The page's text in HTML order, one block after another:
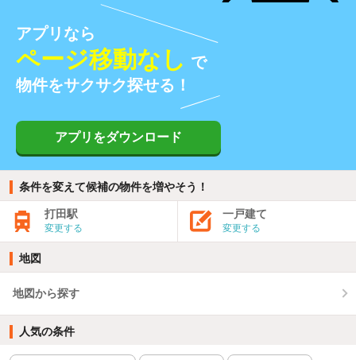
アプリなら
ページ移動なし で
物件をサクサク探せる！
アプリをダウンロード
条件を変えて候補の物件を増やそう！
打田駅
変更する
一戸建て
変更する
地図
地図から探す
人気の条件